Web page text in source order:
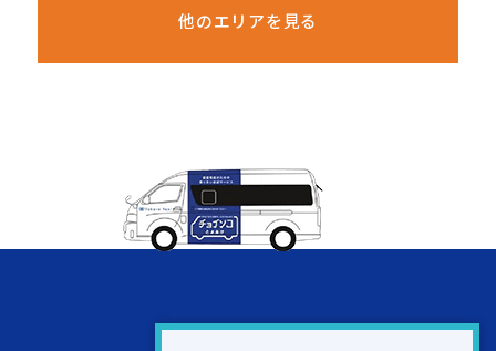
他のエリアを見る